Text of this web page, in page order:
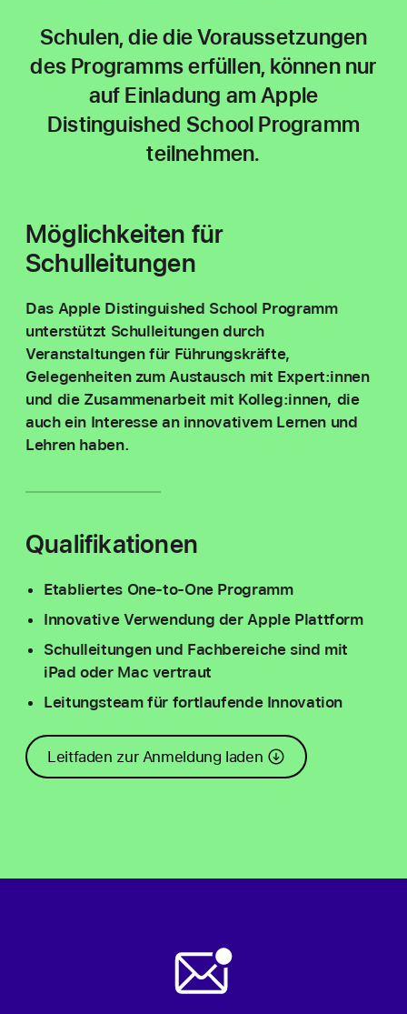
Schulen, die die Voraussetzungen
des Programms erfüllen, können nur
auf Einladung am Apple
Distinguished School Programm
teilnehmen.
Möglichkeiten für
Schulleitungen
Das Apple Distinguished School Programm
unterstützt Schul­leitungen durch
Veranstaltungen für Führungs­kräfte,
Gelegenheiten zum Austausch mit Expert:innen
und die Zusammen­arbeit mit Kolleg:innen, die
auch ein Interesse an innova­tivem Lernen und
Lehren haben.
Qualifikationen
Etabliertes One-to-One Programm
Innovative Verwendung der Apple Plattform
Schulleitungen und Fachbereiche sind mit
iPad oder Mac vertraut
Leitungsteam für fortlaufende Innovation
Leitfaden zur Anmeldung laden